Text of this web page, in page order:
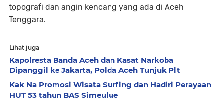
topografi dan angin kencang yang ada di Aceh
Tenggara.
Lihat juga
Kapolresta Banda Aceh dan Kasat Narkoba
Dipanggil ke Jakarta, Polda Aceh Tunjuk Plt
Kak Na Promosi Wisata Surfing dan Hadiri Perayaan
HUT 53 tahun BAS Simeulue